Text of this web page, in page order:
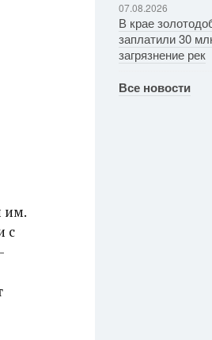
им.
с
07.08.2026
В крае
заплатили 30
загрязнение рек
Все новости